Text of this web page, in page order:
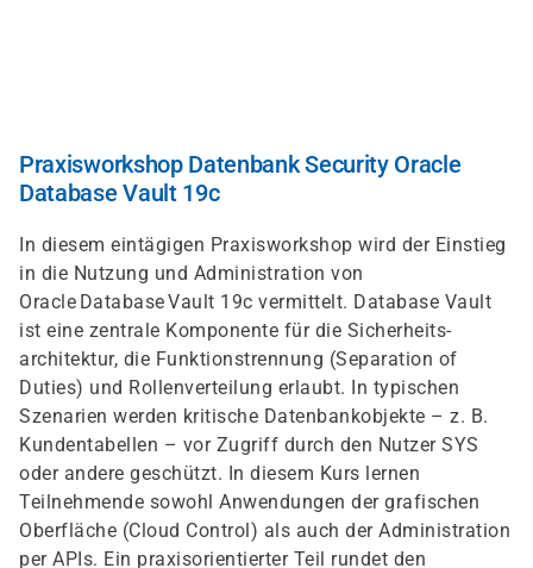
Praxisworkshop Datenbank Security Oracle
Database Vault 19c
In diesem eintägigen Praxisworkshop wird der Einstieg
in die Nutzung und Administration von
Oracle Database Vault 19c vermittelt. Database Vault
ist eine zentrale Komponente für die Sicherheits­
architektur, die Funktionstrennung (Separation of
Duties) und Rollen­verteilung erlaubt. In typischen
Szenarien werden kritische Datenbank­objekte – z. B.
Kundentabellen – vor Zugriff durch den Nutzer SYS
oder andere geschützt. In diesem Kurs lernen
Teilnehmende sowohl Anwendungen der grafischen
Oberfläche (Cloud Control) als auch der Administration
per APIs. Ein praxisorientierter Teil rundet den